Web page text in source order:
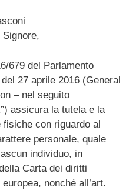
679 del Parlamento
27 aprile 2016 (General
– nel seguito
assicura la tutela e la
fisiche con riguardo al
personale, quale
individuo, in
Carta dei diritti
nonché all’art.